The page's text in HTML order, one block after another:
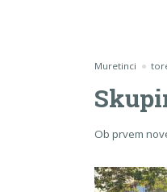
Muretinci
Ob prvem